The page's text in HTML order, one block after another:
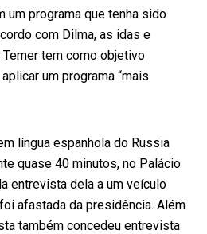
um programa que tenha sido
com Dilma, as idas e
tem como objetivo
um programa “mais
língua espanhola do Russia
quase 40 minutos, no Palácio
entrevista dela a um veículo
afastada da presidência. Além
também concedeu entrevista